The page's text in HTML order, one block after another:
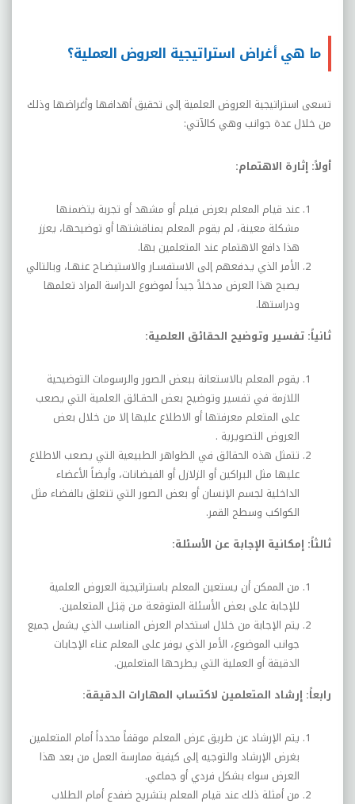
ما هي أغراض استراتيجية العروض العملية؟
تسعى استراتيجية العروض العلمية إلى تحقيق أهدافها وأغراضها وذلك
من خلال عدة جوانب وهي كالآتي:
أولاً: إثارة الاهتمام:
عند قيام المعلم بعرض فيلم أو مشهد أو تجربة يتضمنها
مشكلة معينة، لم يقوم المعلم بمناقشتها أو توضيحها، يعزز
هذا دافع الاهتمام عند المتعلمين بها.
الأمر الذي يـدفعهم إلى الاستفسـار والاستيضـاح عنهـا، وبالتالي
يصبح هذا العرض مدخلاً جيداً لموضوع الدراسة المراد تعلمها
ودراستها.
ثانياً: تفسير وتوضيح الحقائق العلمية:
يقوم المعلم بالاستعانة ببعض الصور والرسومات التوضيحية
اللازمة في تفسير وتوضيح بعض الحقـائق العلمية التي يصعب
على المتعلم معرفتها أو الاطلاع عليها إلا من خلال بعض
العروض التصويرية .
تتمثل هذه الحقائق في الظواهر الطبيعية التي يصعب الاطلاع
عليها مثل البراكين أو الزلازل أو الفيضانات، وأيضاً الأعضاء
الداخلية لجسم الإنسان أو بعض الصور التي تتعلق بالفضاء مثل
الكواكب وسطح القمر.
ثالثاً: إمكانية الإجابة عن الأسئلة:
من الممكن أن يستعين المعلم باستراتيجية العروض العلمية
للإجابة على بعض الأسئلة المتوقعـة مـن قِبَـل المتعلمين.
يتم الإجابة من خلال استخدام العرض المناسب الذي يشمل جميع
جوانب الموضوع، الأمر الذي يوفر على المعلم عناء الإجابات
الدقيقة أو العملية التي يطرحها المتعلمين.
رابعاً: إرشاد المتعلمين لاكتساب المهارات الدقيقة:
يتم الإرشاد عن طريق عرض المعلم موقفاً محدداً أمام المتعلمين
بغرض الإرشاد والتوجيه إلى كيفية ممارسة العمل من بعد هذا
العرض سواء بشكل فردي أو جماعي.
من أمثلة ذلك عند قيام المعلم بتشريح ضفدع أمام الطلاب